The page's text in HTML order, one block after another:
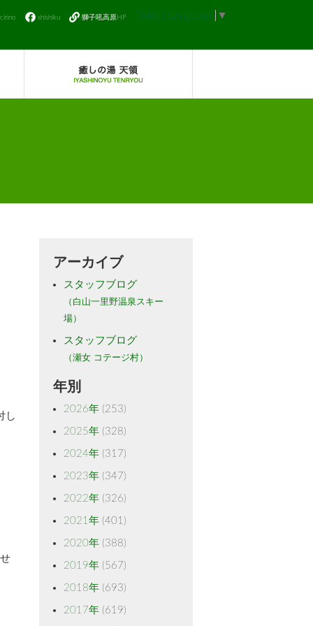
shishiku 獅子吼高原HP Select Language ▼
し
アーカイブ
スタッフブログ
（白山一里野温泉スキー
場）
スタッフブログ
（瀬女 コテージ村）
年別
2026年 (253)
2025年 (328)
2024年 (317)
2023年 (347)
2022年 (326)
2021年 (401)
2020年 (388)
2019年 (567)
2018年 (693)
2017年 (619)